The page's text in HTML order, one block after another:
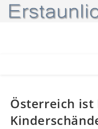
Zum
Inhalt
Österreich ist